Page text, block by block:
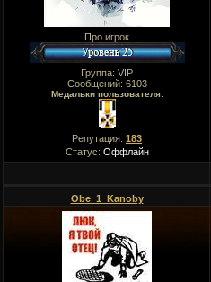
Про игрок
Группа: VIP
Сообщений: 6103
Медальки пользователя:
Репутация: 183
Статус: Оффлайн
Obe_1_Kanoby